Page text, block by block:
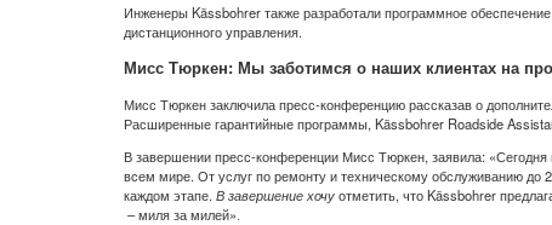
Инженеры Kässbohrer также разработали программное
дистанционного управления.
Мисс Тюркен: Мы заботимся о наших клиентах на
Мисс Тюркен заключила пресс-конференцию рассказав о
Расширенные гарантийные программы, Kässbohrer Roadside
В завершении пресс-конференции Мисс Тюркен, заявила:
всем мире. От услуг по ремонту и техническому обслуживанию
каждом этапе.В завершение хочуотметить, что Kässbohrer
– миля за милей».